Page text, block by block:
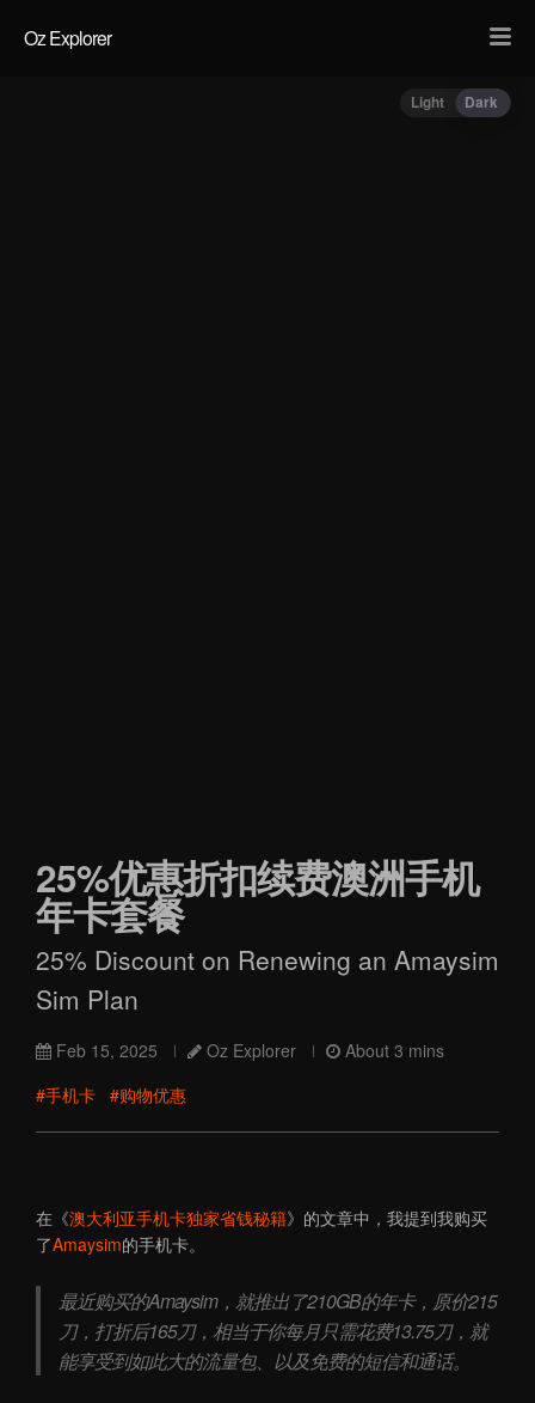
Oz Explorer
Light Dark
25%优惠折扣续费澳洲手机
年卡套餐
25% Discount on Renewing an Amaysim
Sim Plan
Feb 15, 2025 Oz Explorer
About 3 mins
#手机卡 #购物优惠
在《澳大利亚手机卡独家省钱秘籍》的文章中，我提到我购买
了Amaysim的手机卡。
最近购买的Amaysim，就推出了210GB的年卡，原价215
刀，打折后165刀，相当于你每月只需花费13.75刀，就
能享受到如此大的流量包、以及免费的短信和通话。